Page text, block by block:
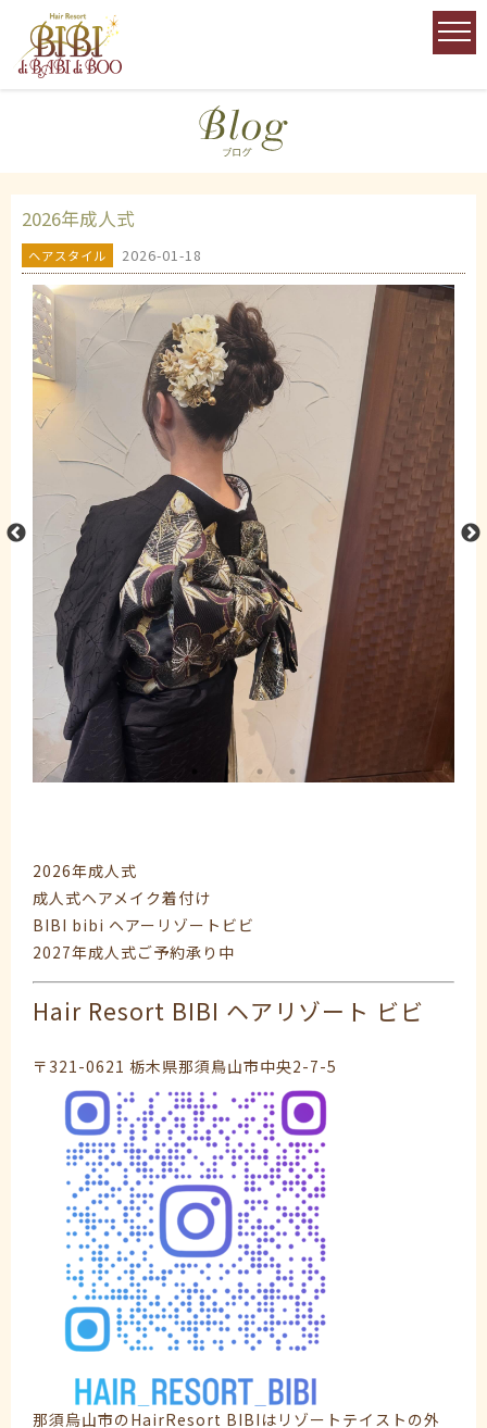
2026年成人式
ヘアスタイル 2026-01-18
2026年成人式
成人式ヘアメイク着付け
BIBI bibi ヘアーリゾートビビ
2027年成人式ご予約承り中
Hair Resort BIBI ヘアリゾート ビビ
〒321-0621 栃木県那須鳥山市中央2-7-5
那須烏山市のHairResort BIBIはリゾートテイストの外